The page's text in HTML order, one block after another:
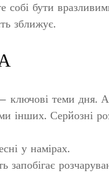
собі бути
зближує.
— ключові теми дня.
інших. Серйозні
у намірах.
запобігає